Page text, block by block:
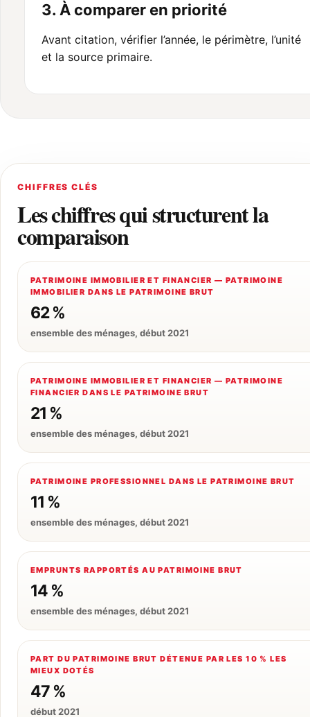
3. À comparer en priorité
Avant citation, vérifier l’année, le périmètre, l’unité
et la source primaire.
CHIFFRES CLÉS
Les chiffres qui structurent la
comparaison
PATRIMOINE IMMOBILIER ET FINANCIER — PATRIMOINE
IMMOBILIER DANS LE PATRIMOINE BRUT
62 %
ensemble des ménages, début 2021
PATRIMOINE IMMOBILIER ET FINANCIER — PATRIMOINE
FINANCIER DANS LE PATRIMOINE BRUT
21 %
ensemble des ménages, début 2021
PATRIMOINE PROFESSIONNEL DANS LE PATRIMOINE BRUT
11 %
ensemble des ménages, début 2021
EMPRUNTS RAPPORTÉS AU PATRIMOINE BRUT
14 %
ensemble des ménages, début 2021
PART DU PATRIMOINE BRUT DÉTENUE PAR LES 10 % LES
MIEUX DOTÉS
47 %
début 2021